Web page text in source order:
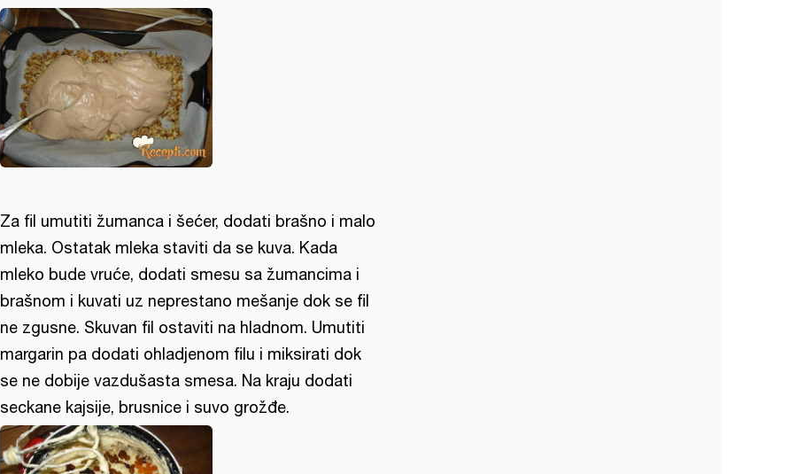
Za fil umutiti žumanca i šećer, dodati brašno i malo
mleka. Ostatak mleka staviti da se kuva. Kada
mleko bude vruće, dodati smesu sa žumancima i
brašnom i kuvati uz neprestano mešanje dok se fil
ne zgusne. Skuvan fil ostaviti na hladnom. Umutiti
margarin pa dodati ohladjenom filu i miksirati dok
se ne dobije vazdušasta smesa. Na kraju dodati
seckane kajsije, brusnice i suvo grožđe.